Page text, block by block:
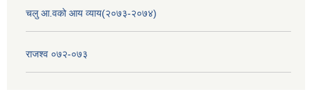
चलु आ.वको आय व्याय(२०७३-२०७४)
राजश्व ०७२-०७३